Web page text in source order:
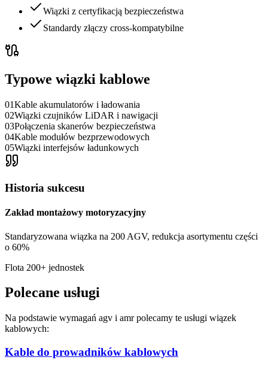
Wiązki z certyfikacją bezpieczeństwa
Standardy złączy cross-kompatybilne
Typowe wiązki kablowe
01Kable akumulatorów i ładowania
02Wiązki czujników LiDAR i nawigacji
03Połączenia skanerów bezpieczeństwa
04Kable modułów bezprzewodowych
05Wiązki interfejsów ładunkowych
Historia sukcesu
Zakład montażowy motoryzacyjny
Standaryzowana wiązka na 200 AGV, redukcja asortymentu części
o 60%
Flota 200+ jednostek
Polecane usługi
Na podstawie wymagań agv i amr polecamy te usługi wiązek
kablowych:
Kable do prowadników kablowych